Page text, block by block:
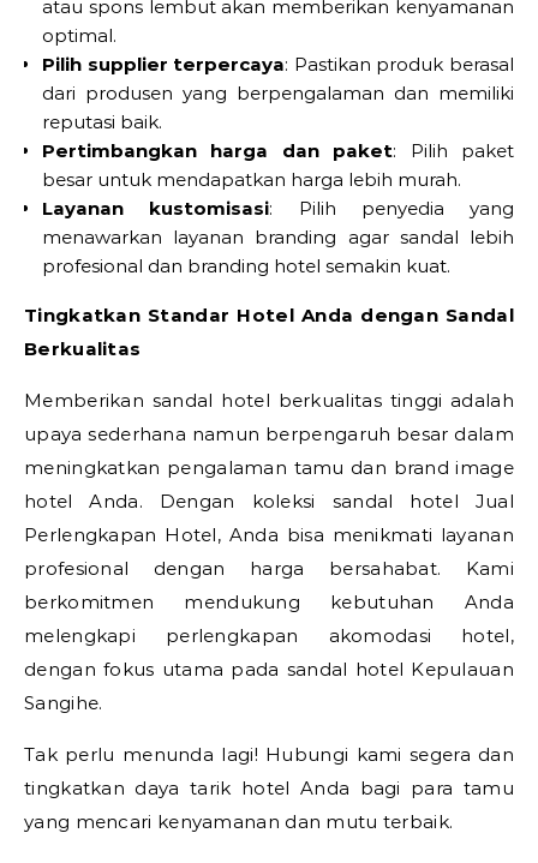
atau spons lembut akan memberikan kenyamanan
optimal.
Pilih supplier terpercaya: Pastikan produk berasal
dari produsen yang berpengalaman dan memiliki
reputasi baik.
Pertimbangkan harga dan paket: Pilih paket
besar untuk mendapatkan harga lebih murah.
Layanan kustomisasi: Pilih penyedia yang
menawarkan layanan branding agar sandal lebih
profesional dan branding hotel semakin kuat.
Tingkatkan Standar Hotel Anda dengan Sandal
Berkualitas
Memberikan sandal hotel berkualitas tinggi adalah
upaya sederhana namun berpengaruh besar dalam
meningkatkan pengalaman tamu dan brand image
hotel Anda. Dengan koleksi sandal hotel Jual
Perlengkapan Hotel, Anda bisa menikmati layanan
profesional dengan harga bersahabat. Kami
berkomitmen mendukung kebutuhan Anda
melengkapi perlengkapan akomodasi hotel,
dengan fokus utama pada sandal hotel Kepulauan
Sangihe.
Tak perlu menunda lagi! Hubungi kami segera dan
tingkatkan daya tarik hotel Anda bagi para tamu
yang mencari kenyamanan dan mutu terbaik.